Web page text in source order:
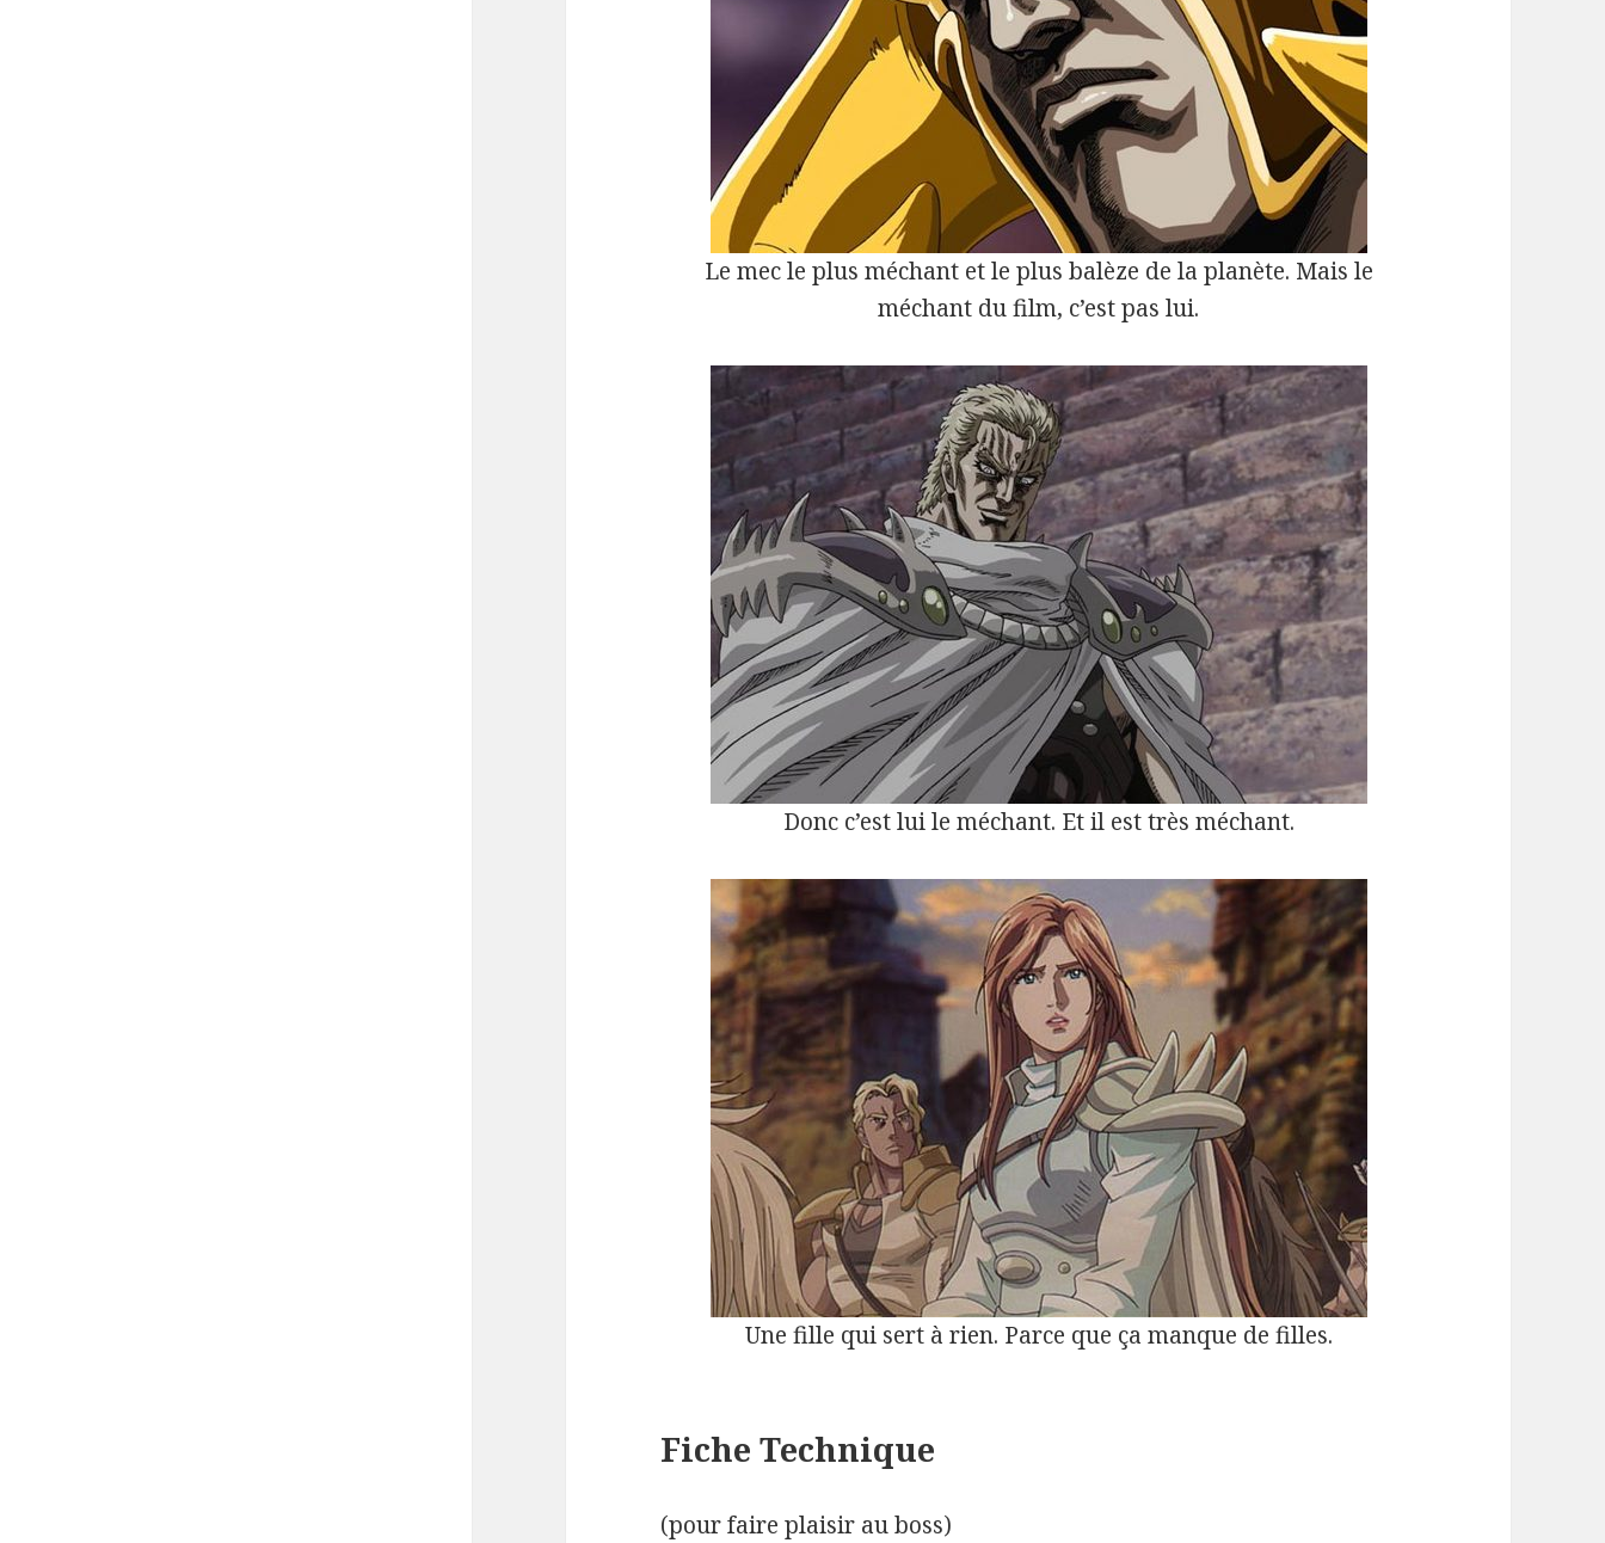
Le mec le plus méchant et le plus balèze de la planète. Mais le
méchant du film, c’est pas lui.
Donc c’est lui le méchant. Et il est très méchant.
Une fille qui sert à rien. Parce que ça manque de filles.
Fiche Technique
(pour faire plaisir au boss)